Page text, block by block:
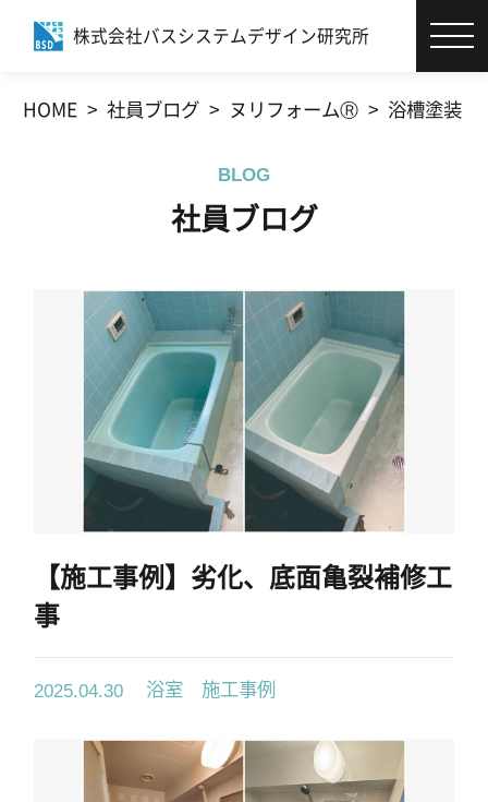
株式会社バスシステムデザイン研究所
エコバスリフォーム®とは
お客様サポート
施工事例
社員ブログ
会社情報
採用情報
協力業者募集
東海圏 052-982-8626
HOME 社員ブログ ヌリフォームⓇ 浴槽塗装
BLOG
社員ブログ
【施工事例】劣化、底面亀裂補修工
事
2025.04.30 浴室 施工事例